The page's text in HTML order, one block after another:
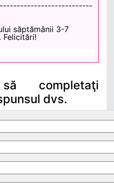
săptămânii 3-7
. Felicitări!
completaţi
dvs.